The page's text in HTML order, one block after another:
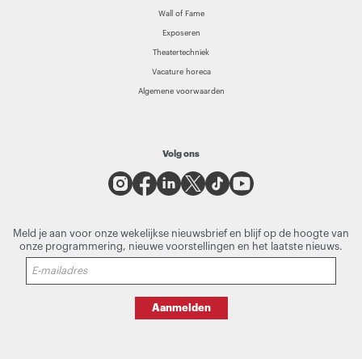
Wall of Fame
Exposeren
Theatertechniek
Vacature horeca
Algemene voorwaarden
Volg ons
Meld je aan voor onze wekelijkse nieuwsbrief en blijf op de hoogte van
onze programmering, nieuwe voorstellingen en het laatste nieuws.
Aanmelden